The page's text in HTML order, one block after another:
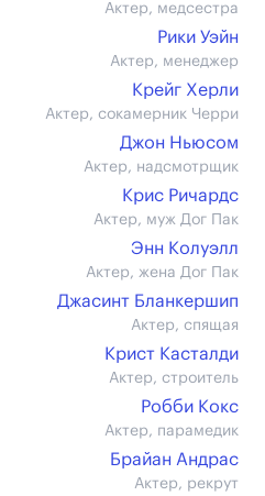
Актер, медсестра
Рики Уэйн
Актер, менеджер
Крейг Херли
Актер, сокамерник Черри
Джон Ньюсом
Актер, надсмотрщик
Крис Ричардс
Актер, муж Дог Пак
Энн Колуэлл
Актер, жена Дог Пак
Джасинт Бланкершип
Актер, спящая
Крист Касталди
Актер, строитель
Робби Кокс
Актер, парамедик
Брайан Андрас
Актер, рекрут